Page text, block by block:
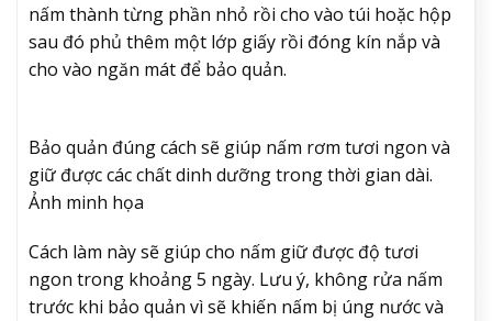
nấm thành từng phần nhỏ rồi cho vào túi hoặc hộp
sau đó phủ thêm một lớp giấy rồi đóng kín nắp và
cho vào ngăn mát để bảo quản.
Bảo quản đúng cách sẽ giúp nấm rơm tươi ngon và
giữ được các chất dinh dưỡng trong thời gian dài.
Ảnh minh họa
Cách làm này sẽ giúp cho nấm giữ được độ tươi
ngon trong khoảng 5 ngày. Lưu ý, không rửa nấm
trước khi bảo quản vì sẽ khiến nấm bị úng nước và